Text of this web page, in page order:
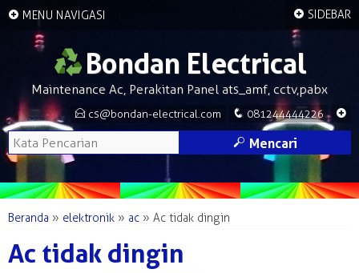
+ MENU NAVIGASI
Bondan Electrical
Maintenance Ac, Perakitan Panel ats_amf, cctv,pabx
+
q 081244444226
E cs@bondan-electrical.com
M Mencari
Beranda » elektronik » ac » Ac tidak dingin
Ac tidak dingin
+ SIDEBAR